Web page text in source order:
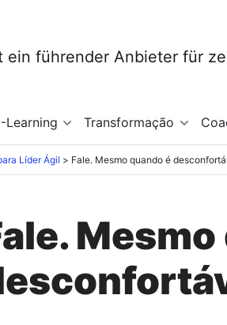
Learning Transformação
Líder Ágil Fale. Mesmo quando é